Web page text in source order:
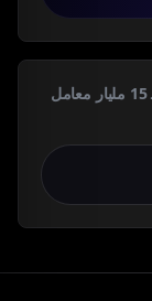
اكتشف كيف يقدم نموذج Happy Horse 1.0 بـ 15 مليار معامل